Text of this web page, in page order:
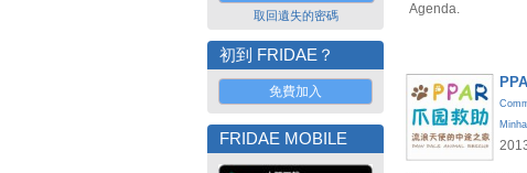
取回遺失的密碼
初到 FRIDAE？
免費加入
FRIDAE MOBILE
Agenda.